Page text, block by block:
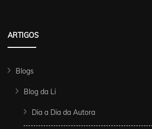
ARTIGOS
Blogs
Blog da Li
Dia a Dia da Autora